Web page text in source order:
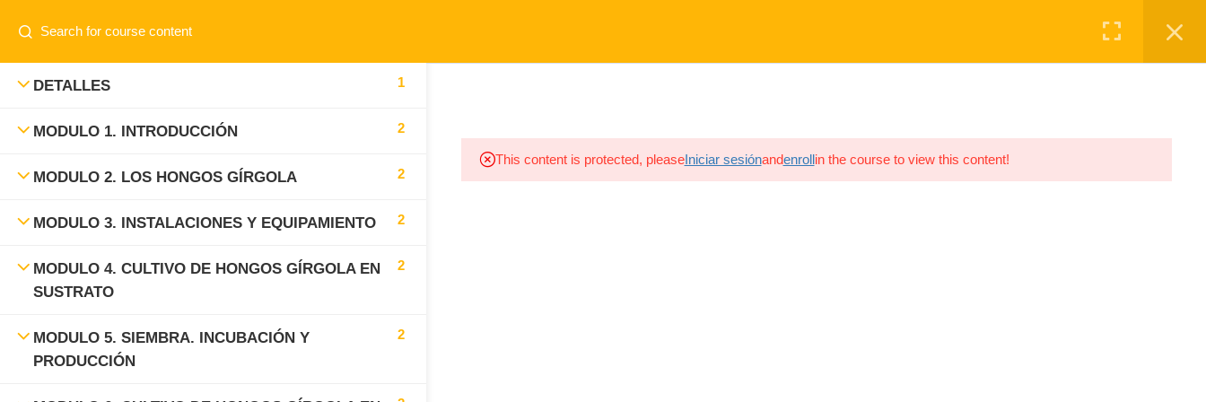
Login
CURSOS
DETALLES 1
MODULO 1. INTRODUCCIÓN 2
MODULO 2. LOS HONGOS GÍRGOLA 2
MODULO 3. INSTALACIONES Y EQUIPAMIENTO 2
MODULO 4. CULTIVO DE HONGOS GÍRGOLA EN
SUSTRATO
2
MODULO 5. SIEMBRA. INCUBACIÓN Y
PRODUCCIÓN
2
This content is protected, pleaseIniciar sesiónandenrollin the course to view this content!